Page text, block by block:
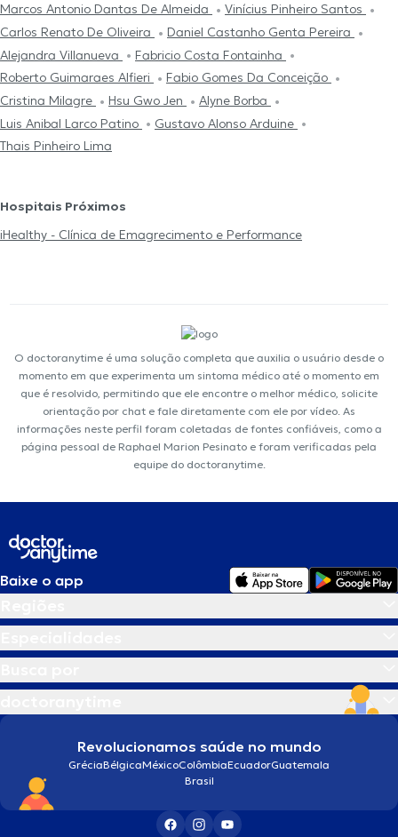
Marcos Antonio Dantas De Almeida
Vinícius Pinheiro Santos
Carlos Renato De Oliveira
Daniel Castanho Genta Pereira
Alejandra Villanueva
Fabricio Costa Fontainha
Roberto Guimaraes Alfieri
Fabio Gomes Da Conceição
Cristina Milagre
Hsu Gwo Jen
Alyne Borba
Luis Anibal Larco Patino
Gustavo Alonso Arduine
Thais Pinheiro Lima
Hospitais Próximos
iHealthy - Clínica de Emagrecimento e Performance
O doctoranytime é uma solução completa que auxilia o usuário desde o
momento em que experimenta um sintoma médico até o momento em
que é resolvido, permitindo que ele encontre o melhor médico, solicite
orientação por chat e fale diretamente com ele por vídeo. As
informações neste perfil foram coletadas de fontes confiáveis, como a
página pessoal de Raphael Marion Pesinato e foram verificadas pela
equipe do doctoranytime.
Baixe o app
Revolucionamos saúde no mundo
GréciaBélgicaMéxicoColômbiaEcuadorGuatemala
Brasil